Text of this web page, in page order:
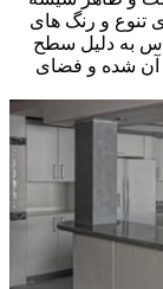
تنوع و رنگ های
به دلیل سطح
آن شده و فضای